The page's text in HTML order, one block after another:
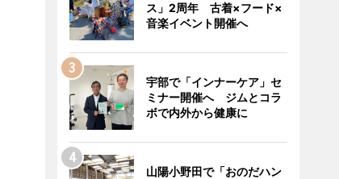
ス」2周年 古着×フード×
音楽イベント開催へ
宇部で「インナーケア」セ
ミナー開催へ ジムとコラ
ボで内外から健康に
山陽小野田で「おのだハン